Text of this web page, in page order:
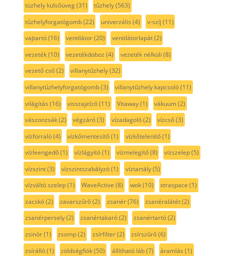
tüzhely külsőüveg(31) tűzhely(563)
tűzhelyforgatógomb(22) univerzális (4) v-szíj (11)
vajtartó(16) ventilátor(20) ventilátorlapát(2)
vezeték(10) vezetékdoboz (4) vezeték nélküli (8)
vezető cső(2) villanytűzhely(32)
villanytűzhelyforgatógomb(3) villanytűzhely kapcsoló(11)
világítás (16) visszajelző(11) Vitaway(1) vákuum(2)
vászonzsák(2) végzáró(3) vízadagoló(2) vízcső(3)
vízforraló(4) vízkőmentesítő(1) vízkőtelenítő(1)
vízleengedő(1) vízlágyító(1) vízmelegítő(8) vízszelep(5)
vízszint(3) vízszintszabályzó(1) víztartály(5)
vízváltó szelep(1) WaveActive (8) wok(10) xtraspace (1)
zacskó(2) zavarszűrő(2) zsanér(76) zsanéralátét(2)
zsanérpersely(2) zsanértakaró(2) zsanértartó(2)
zsinór(1) zsomp(2) zsírfilter(2) zsírszűrő(6)
zsírálló(1) zöldségfiók(50) állítható láb(7) áramlás (1)